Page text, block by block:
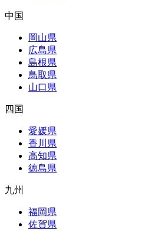
中国
岡山県
広島県
島根県
鳥取県
山口県
四国
愛媛県
香川県
高知県
徳島県
九州
福岡県
佐賀県